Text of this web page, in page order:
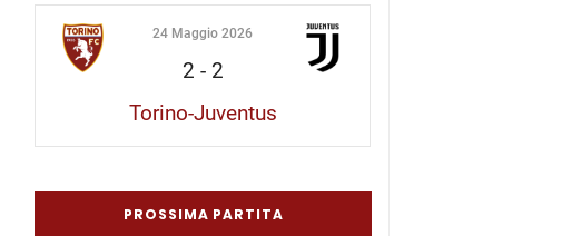
24 Maggio 2026
2 - 2
Torino-Juventus
PROSSIMA PARTITA